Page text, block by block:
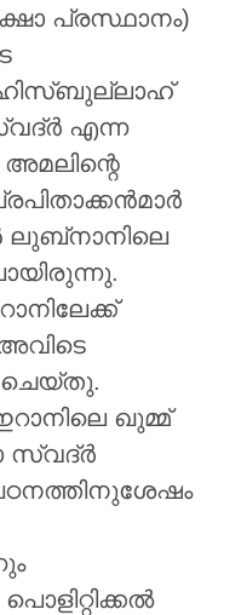
പ്രസ്ഥാനം)
ഹിസ്ബുല്ലാഹ്
എന്ന
ലുബ്‌നാനിലെ
ചെയ്തു.
ഖുമ്മ്
സ്വദ്ർ